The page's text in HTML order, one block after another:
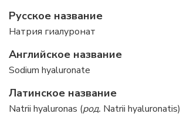
Русское название
Натрия гиалуронат
Английское название
Sodium hyaluronate
Латинское название
Natrii hyaluronas (род. Natrii hyaluronatis)